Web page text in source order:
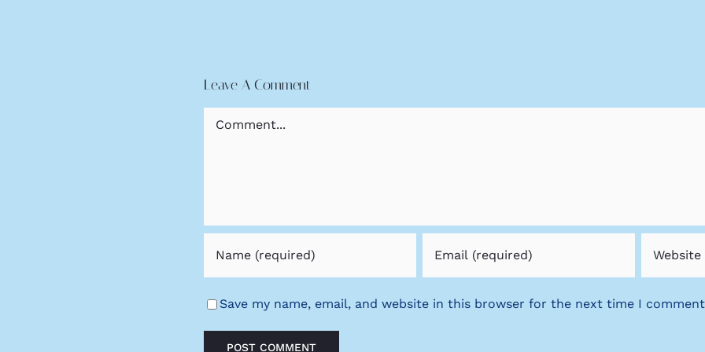
Leave A Comment
Comment
Save my name, email, and website in this browser for the next time I